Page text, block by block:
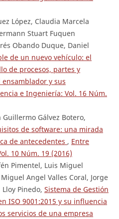
López, Claudia Marcela
Stuart Fuquen
Obando Duque, Daniel
de un nuevo vehículo: el
de procesos, partes y
y sus
e Ingeniería: Vol. 16 Núm.
Guillermo Gálvez Botero,
de software: una mirada
de antecedentes , Entre
10 Núm. 19 (2016)
Pimentel, Luis Miguel
Angel Valles Coral, Jorge
Pinedo, Sistema de Gestión
ISO 9001:2015 y su influencia
servicios de una empresa